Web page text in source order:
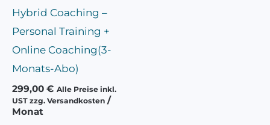
Hybrid Coaching –
Personal Training +
Online Coaching(3-
Monats-Abo)
299,00 € Alle Preise inkl.
UST zzg. Versandkosten /
Monat